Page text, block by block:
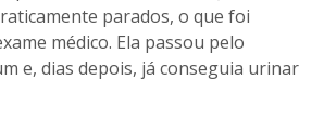
parados, o que foi
médico. Ela passou pelo
e, dias depois, já conseguia urinar